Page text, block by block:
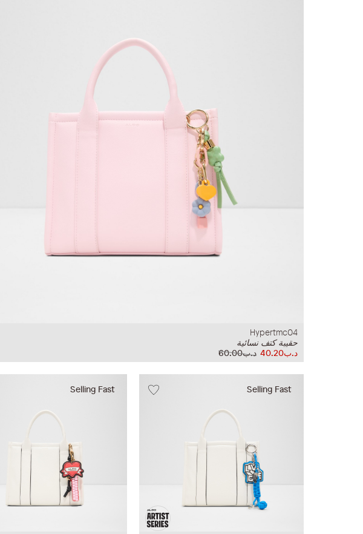
Hypertmc04
حقيبة كتف نسائية
د.ب60.00
د.ب40.20
Selling Fast
Selling Fast